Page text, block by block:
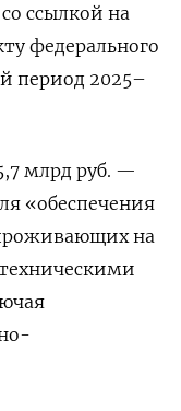
ссылкой на
федерального
период 2025–
млрд руб. —
«обеспечения
на